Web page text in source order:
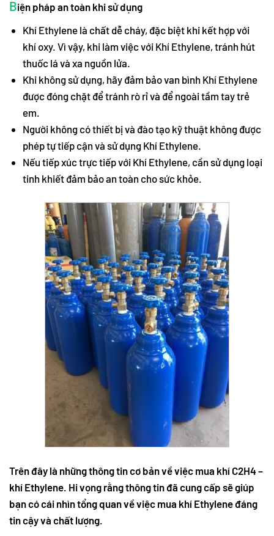
Biện pháp an toàn khi sử dụng
Khí Ethylene là chất dễ cháy, đặc biệt khi kết hợp với
khí oxy. Vì vậy, khi làm việc với Khí Ethylene, tránh hút
thuốc lá và xa nguồn lửa.
Khi không sử dụng, hãy đảm bảo van bình Khí Ethylene
được đóng chặt để tránh rò rỉ và để ngoài tầm tay trẻ
em.
Người không có thiết bị và đào tạo kỹ thuật không được
phép tự tiếp cận và sử dụng Khí Ethylene.
Nếu tiếp xúc trực tiếp với Khí Ethylene, cần sử dụng loại
tinh khiết đảm bảo an toàn cho sức khỏe.
Trên đây là những thông tin cơ bản về việc mua khí C2H4 –
khí Ethylene. Hi vọng rằng thông tin đã cung cấp sẽ giúp
bạn có cái nhìn tổng quan về việc mua khí Ethylene đáng
tin cậy và chất lượng.